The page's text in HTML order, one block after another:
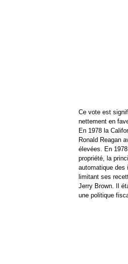
Ce vote est
nettement en
En 1978 la
Ronald Reagan
élevées. En
propriété, la
automatique des
limitant ses
Jerry Brown. Il
une politique